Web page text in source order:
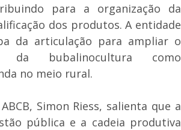
para a organização da
dos produtos. A entidade
da articulação para ampliar o
da bubalinocultura como
no meio rural.
Simon Riess, salienta que a
pública e a cadeia produtiva